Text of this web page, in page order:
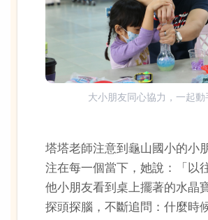
大小朋友同心協力，一起動
塔塔老師注意到龜山國小的小
注在每一個當下，她說：「以
他小朋友看到桌上擺著的水晶
探頭探腦，不斷追問：什麼時